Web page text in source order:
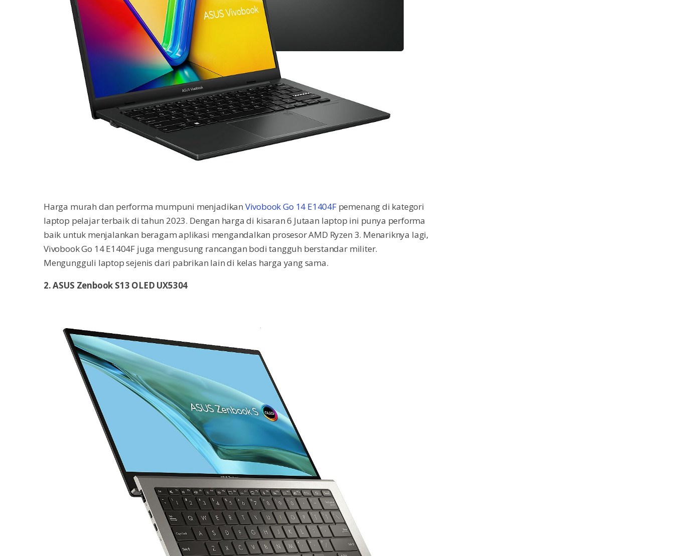
Harga murah dan performa mumpuni menjadikan Vivobook Go 14 E1404Fpemenang di kategori
laptop pelajar terbaik di tahun 2023. Dengan harga di kisaran 6 Jutaan laptop ini punya performa
baik untuk menjalankan beragam aplikasi mengandalkan prosesor AMD Ryzen 3. Menariknya lagi,
Vivobook Go 14 E1404F juga mengusung rancangan bodi tangguh berstandar militer.
Mengungguli laptop sejenis dari pabrikan lain di kelas harga yang sama.
2. ASUS Zenbook S13 OLED UX5304